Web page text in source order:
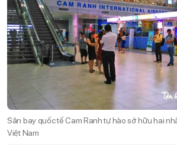
Sân bay quốc tế Cam Ranh tự hào sở hữu hai
Việt Nam